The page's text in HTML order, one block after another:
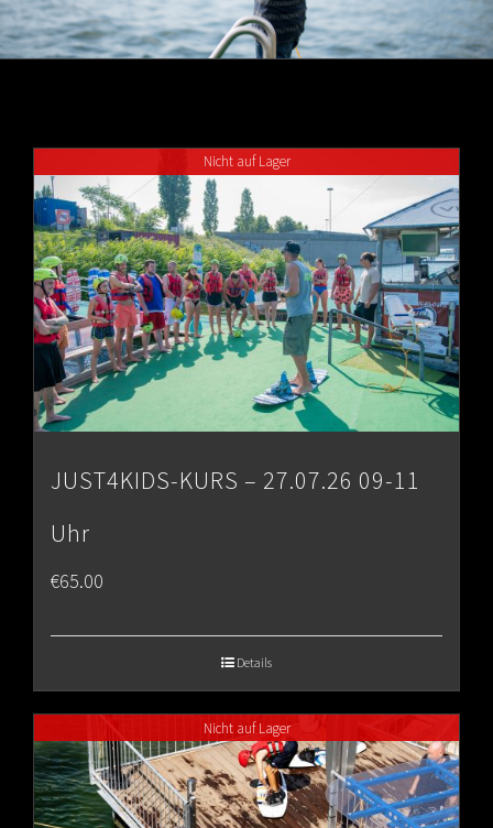
Nicht auf Lager
JUST4KIDS-KURS – 27.07.26 09-11
Uhr
€65.00
Details
Nicht auf Lager